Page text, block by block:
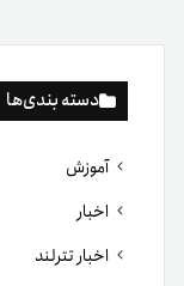
دسته بندی‌ها
آموزش
اخبار
اخبار تترلند